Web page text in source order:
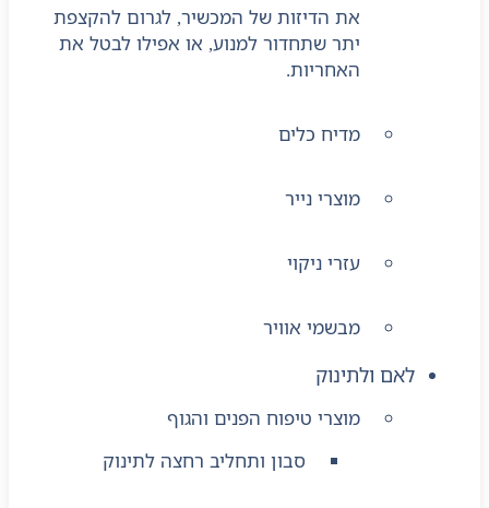
את הדיזות של המכשיר, לגרום להקצפת
יתר שתחדור למנוע, או אפילו לבטל את
האחריות.
מדיח כלים
מוצרי נייר
עזרי ניקוי
מבשמי אוויר
לאם ולתינוק
מוצרי טיפוח הפנים והגוף
סבון ותחליב רחצה לתינוק